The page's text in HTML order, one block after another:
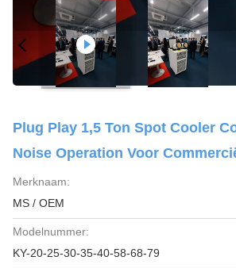
Plug Play 1,5 Ton Spot Cooler
Noise Operation Voor
Merknaam:
MS / OEM
Modelnummer:
KY-20-25-30-35-40-58-68-79